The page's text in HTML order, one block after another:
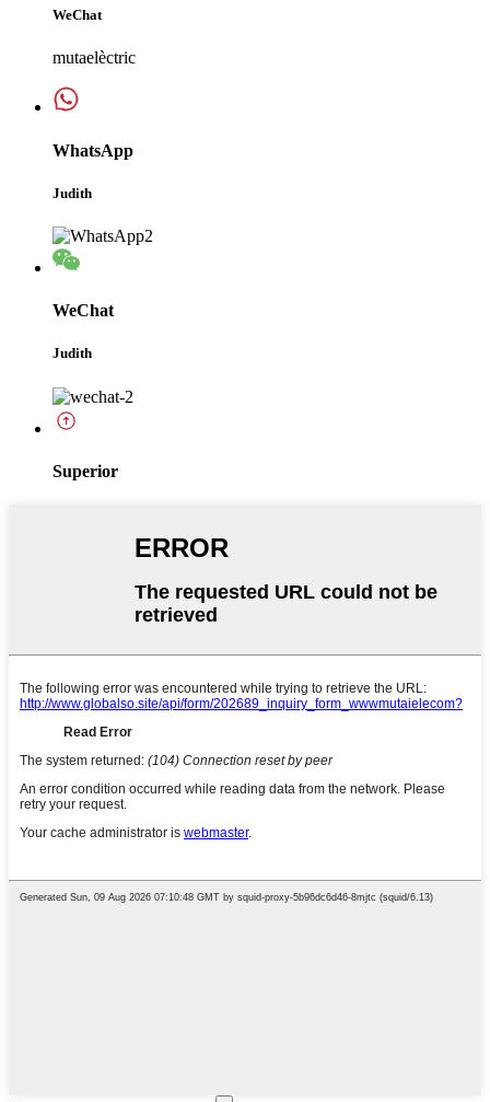
WeChat
mutaelèctric
WhatsApp
Judith
WeChat
Judith
Superior